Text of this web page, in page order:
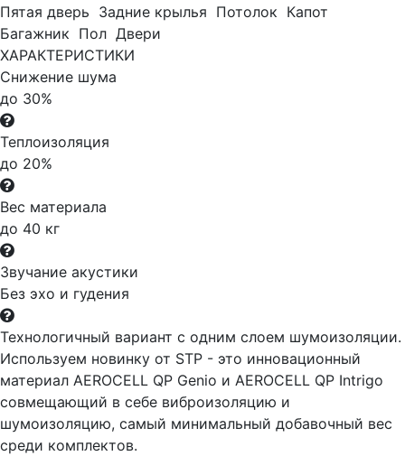
Пятая дверь Задние крылья Потолок Капот
Багажник Пол Двери
ХАРАКТЕРИСТИКИ
Снижение шума
до 30%
Теплоизоляция
до 20%
Вес материала
до 40 кг
Звучание акустики
Без эхо и гудения
Технологичный вариант с одним слоем шумоизоляции.
Используем новинку от STP - это инновационный
материал AEROCELL QP Genio и AEROCELL QP Intrigo
совмещающий в себе виброизоляцию и
шумоизоляцию, самый минимальный добавочный вес
среди комплектов.